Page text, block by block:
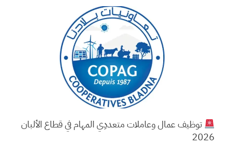
توظيف عمال وعاملات متعددِي المهام في قطاع الألبان
2026